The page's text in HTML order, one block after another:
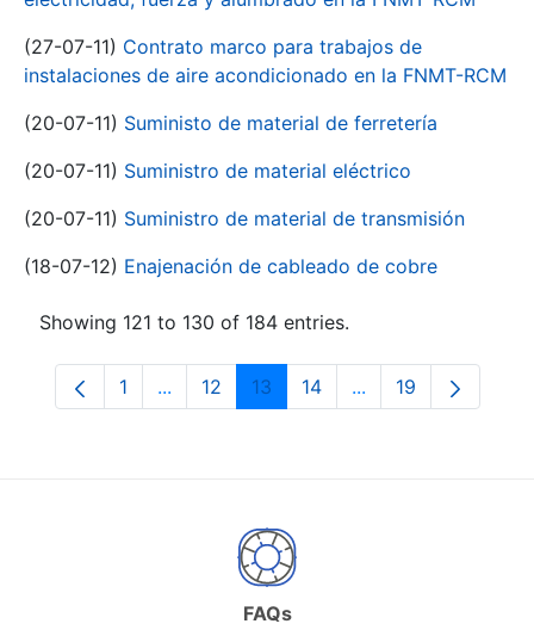
(27-07-11) Contrato marco para trabajos de
instalaciones de aire acondicionado en la FNMT-RCM
(20-07-11) Suministo de material de ferretería
(20-07-11) Suministro de material eléctrico
(20-07-11) Suministro de material de transmisión
(18-07-12) Enajenación de cableado de cobre
Showing 121 to 130 of 184 entries.
Page
1 ...Intermediate Pages Use TAB to navigate.
Page
12 Page
13 Page
14 ...Intermediate
Page
19
FAQs